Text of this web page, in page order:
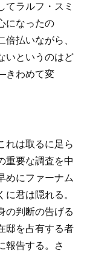
てラルフ・スミ
になったの
払いながら、
いというのはど
きわめて変
れは取るに足ら
重要な調査を中
めにファーナム
君は隠れる。
の判断の告げる
邸を占有する者
報告する。さ